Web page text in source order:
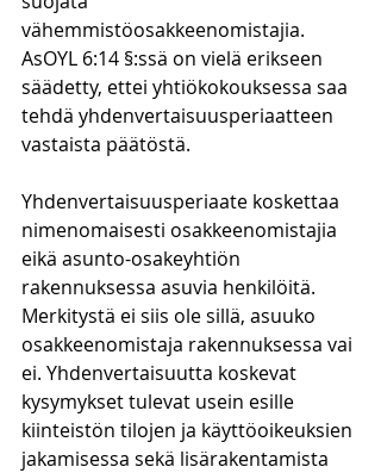
vähemmistöosakkeenomistajia.
AsOYL 6:14 §:ssä on vielä erikseen
säädetty, ettei yhtiökokouksessa saa
tehdä yhdenvertaisuusperiaatteen
vastaista päätöstä.
Yhdenvertaisuusperiaate koskettaa
nimenomaisesti osakkeenomistajia
eikä asunto-osakeyhtiön
rakennuksessa asuvia henkilöitä.
Merkitystä ei siis ole sillä, asuuko
osakkeenomistaja rakennuksessa vai
ei. Yhdenvertaisuutta koskevat
kysymykset tulevat usein esille
kiinteistön tilojen ja käyttöoikeuksien
jakamisessa sekä lisärakentamista